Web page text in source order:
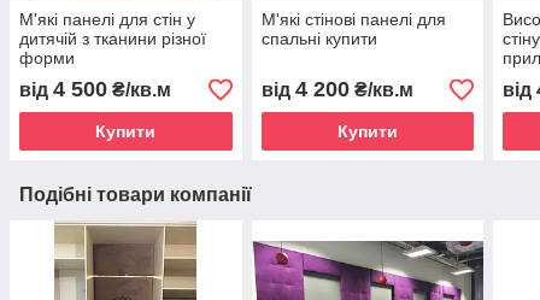
М'які панелі для стін у
дитячій з тканини різної
форми
від 4 500 ₴/кв.м
Купити
М'які стінові панелі для
спальні купити
від 4 200₴/кв.м
Купити
від
Подібні товари компанії